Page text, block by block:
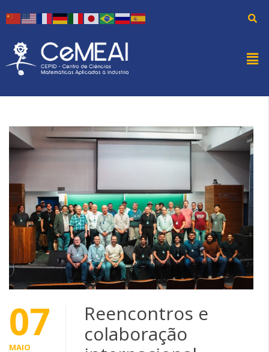
07
MAIO
Reencontros e
colaboração